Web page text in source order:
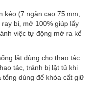
kéo (7 ngăn cao 75 mm,
bi, mở 100% giúp lấy
việc tự động mở ra kể
lật dùng cho thao tác
tác, tránh bị lật tủ khi
dùng để khóa cất giữ